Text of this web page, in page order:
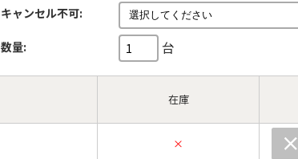
キャンセル不可:
数量: 台
在庫
×